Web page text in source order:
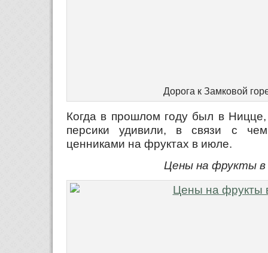
Дорога к Замковой
Когда в прошлом году был в
персики удивили, в связи с
ценниками на фруктах в июле.
Цены на фрукты в